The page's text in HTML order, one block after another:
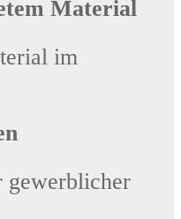
Material
im
gewerblicher